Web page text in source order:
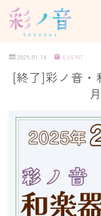
ホーム
教室について
レッスン
パーソナルレッ
グループレッスン
オンラインレッ
2025.01.14 EVENT
[終了]彩ノ音・